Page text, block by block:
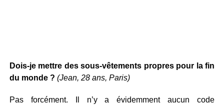
Dois-je mettre des sous-vêtements propres pour la fin
du monde ? (Jean, 28 ans, Paris)
Pas forcément. Il n’y a évidemment aucun code